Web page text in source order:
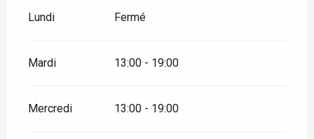
Lundi Fermé
Mardi 13:00 - 19:00
Mercredi 13:00 - 19:00